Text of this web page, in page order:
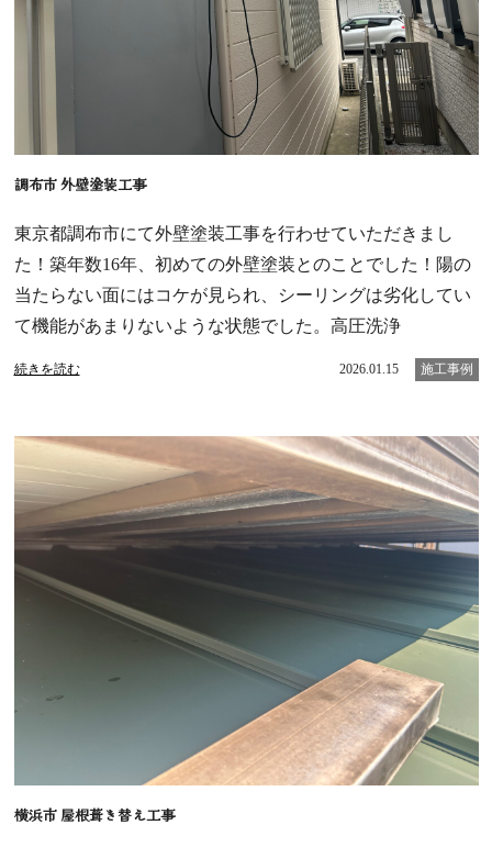
調布市 外壁塗装工事
東京都調布市にて外壁塗装工事を行わせていただきまし
た！築年数16年、初めての外壁塗装とのことでした！陽の
当たらない面にはコケが見られ、シーリングは劣化してい
て機能があまりないような状態でした。高圧洗浄
続きを読む 2026.01.15 施工事例
横浜市 屋根葺き替え工事